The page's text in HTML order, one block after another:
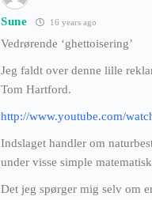
Sune 16 years ago
Vedrørende ‘ghettoisering’
Jeg faldt over denne lille
Tom Hartford.
http://www.youtube.com/
Indslaget handler om
under visse simple
Det jeg spørger mig selv om